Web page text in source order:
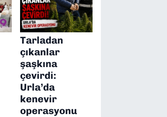
Tarladan
çıkanlar
şaşkına
çevirdi:
Urla’da
kenevir
operasyonu